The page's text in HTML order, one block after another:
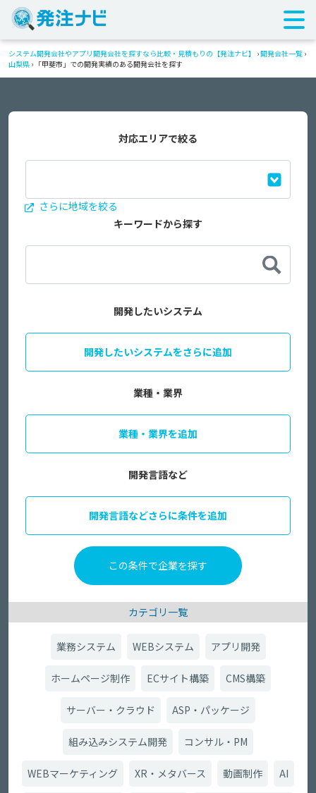
システム開発会社やアプリ開発会社を探すなら比較・見積もりの【発注ナビ】 ›開発会社一覧 ›
山梨県 › 「甲斐市」での開発実績のある開発会社を探す
対応エリアで絞る
さらに地域を絞る
キーワードから探す
開発したいシステム
開発したいシステムをさらに追加
業種・業界
業種・業界を追加
開発言語など
開発言語などさらに条件を追加
カテゴリ一覧
業務システム WEBシステム アプリ開発
ホームページ制作 ECサイト構築 CMS構築
サーバー・クラウド ASP・パッケージ
組み込みシステム開発 コンサル・PM
WEBマーケティング XR・メタバース 動画制作 AI